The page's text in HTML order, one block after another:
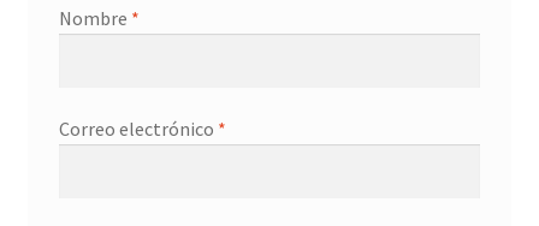
Nombre *
Correo electrónico *